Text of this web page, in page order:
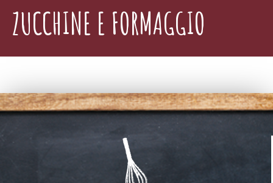
ZUCCHINE E FORMAGGIO